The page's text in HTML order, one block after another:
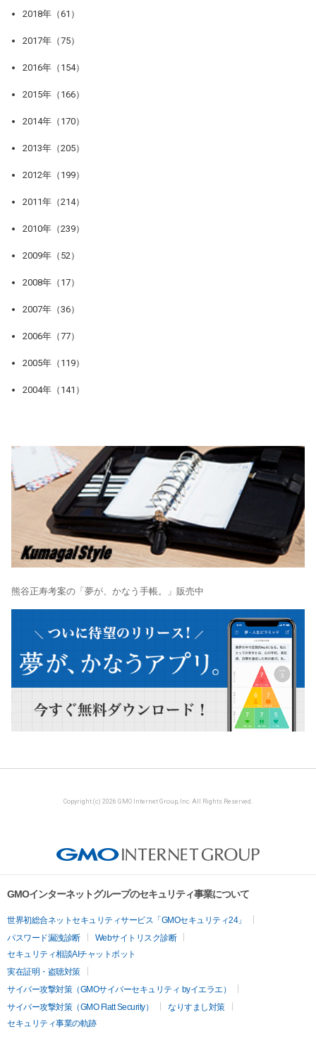
2018年（61）
2017年（75）
2016年（154）
2015年（166）
2014年（170）
2013年（205）
2012年（199）
2011年（214）
2010年（239）
2009年（52）
2008年（17）
2007年（36）
2006年（77）
2005年（119）
2004年（141）
熊谷正寿考案の「夢が、かなう手帳。」販売中
Copyright (c) 2026 GMO Internet Group, Inc. All Rights Reserved.
GMOインターネットグループのセキュリティ事業について
世界初総合ネットセキュリティサービス「GMOセキュリティ24」
パスワード漏洩診断
Webサイトリスク診断
セキュリティ相談AIチャットボット
実在証明・盗聴対策
サイバー攻撃対策（GMOサイバーセキュリティ byイエラエ）
サイバー攻撃対策（GMO Flatt Security）
なりすまし対策
セキュリティ事業の軌跡